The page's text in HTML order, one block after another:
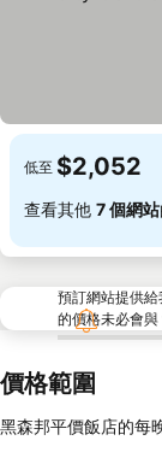
低至 $2,052
查看其他 7 個網站
預訂網站提供
的價格未必會與
價格範圍
黑森邦平價飯店的每